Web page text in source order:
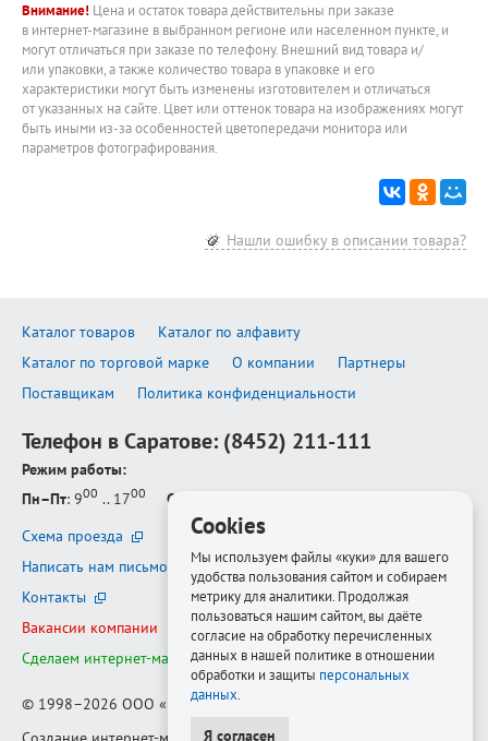
Внимание! Цена и остаток товара действительны при заказе
в интернет-магазине в выбранном регионе или населенном пункте, и
могут отличаться при заказе по телефону. Внешний вид товара и/
или упаковки, а также количество товара в упаковке и его
характеристики могут быть изменены изготовителем и отличаться
от указанных на сайте. Цвет или оттенок товара на изображениях могут
быть иными из-за особенностей цветопередачи монитора или
параметров фотографирования.
Нашли ошибку в описании товара?
Каталог товаров
Каталог по алфавиту
Каталог по торговой марке
О компании
Партнеры
Поставщикам
Политика конфиденциальности
Телефон в Саратове: (8452) 211-111
Режим работы:
Пн–Пт: 900 .. 1700 Сб–Вс
Схема проезда
Написать нам письмо
Контакты
Вакансии компании
Сделаем интернет-магазин ещё лучше
© 1998–2026 ООО «Белфорт-РМ»
Cookies
Мы используем файлы «куки» для вашего
удобства пользования сайтом и собираем
метрику для аналитики. Продолжая
пользоваться нашим сайтом, вы даёте
согласие на обработку перечисленных
данных в нашей политике в отношении
обработки и защиты персональных
данных
Я согласен